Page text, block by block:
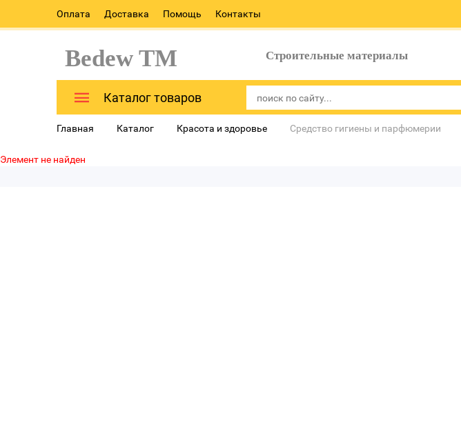
Оплата Доставка Помощь Контакты
Bedew TM Строительные материалы
Каталог товаров
Главная Каталог Красота и здоровье Средство гигиены и парфюмерии
Элемент не найден